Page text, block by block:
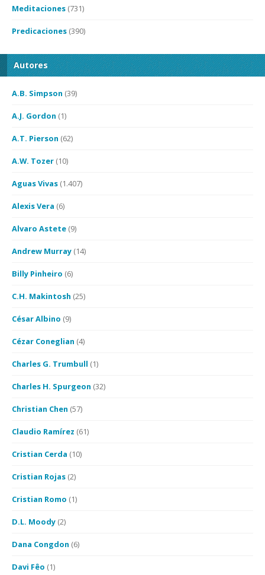
Meditaciones (731)
Predicaciones (390)
Autores
A.B. Simpson (39)
A.J. Gordon (1)
A.T. Pierson (62)
A.W. Tozer (10)
Aguas Vivas (1.407)
Alexis Vera (6)
Alvaro Astete (9)
Andrew Murray (14)
Billy Pinheiro (6)
C.H. Makintosh (25)
César Albino (9)
Cézar Coneglian (4)
Charles G. Trumbull (1)
Charles H. Spurgeon (32)
Christian Chen (57)
Claudio Ramírez (61)
Cristian Cerda (10)
Cristian Rojas (2)
Cristian Romo (1)
D.L. Moody (2)
Dana Congdon (6)
Davi Fêo (1)